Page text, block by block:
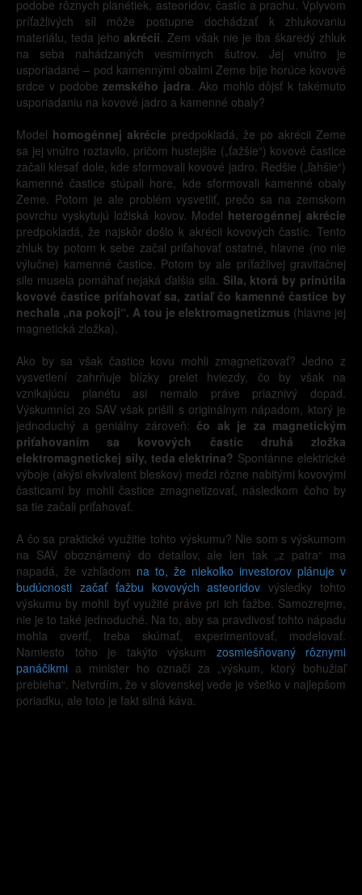
podobe rôznych planétiek, asteoridov, častíc a prachu. Vplyvom
príťažlivých síl môže postupne dochádzať k zhlukovaniu
materiálu, teda jehoakrécii. Zem však nie je iba škaredý zhluk
na seba nahádzaných vesmírnych šutrov. Jej vnútro je
usporiadané – pod kamennými obalmi Zeme bije horúce kovové
srdce v podobezemského jadra. Ako mohlo dôjsť k takémuto
usporiadaniu na kovové jadro a kamenné obaly?
Model homogénnej akrécie predpokladá, že po akrécii Zeme
sa jej vnútro roztavilo, pričom hustejšie („ťažšie“) kovové častice
začali klesať dole, kde sformovali kovové jadro. Redšie („ľahšie“)
kamenné častice stúpali hore, kde sformovali kamenné obaly
Zeme. Potom je ale problém vysvetliť, prečo sa na zemskom
povrchu vyskytujú ložiská kovov. Model heterogénnej akrécie
predpokladá, že najskôr došlo k akrécii kovových častíc. Tento
zhluk by potom k sebe začal priťahovať ostatné, hlavne (no nie
výlučne) kamenné častice. Potom by ale príťažlivej gravitačnej
sile musela pomáhať nejaká ďalšia sila. Sila, ktorá by prinútila
kovové častice priťahovať sa, zatiaľ čo kamenné častice by
nechala „na pokoji“. A tou je elektromagnetizmus (hlavne jej
magnetická zložka).
Ako by sa však častice kovu mohli zmagnetizovať? Jedno z
vysvetlení zahrňuje blízky prelet hviezdy, čo by však na
vznikajúcu planétu asi nemalo práve priaznivý dopad.
Výskumníci zo SAV však prišili s originálnym nápadom, ktorý je
jednoduchý a geniálny zároveň: čo ak je za magnetickým
priťahovaním sa kovových častíc druhá zložka
elektromagnetickej sily, teda elektrina? Spontánne elektrické
výboje (akýsi ekvivalent bleskov) medzi rôzne nabitými kovovými
časticami by mohli častice zmagnetizovať, následkom čoho by
sa tie začali priťahovať.
A čo sa praktické využitie tohto výskumu? Nie som s výskumom
na SAV oboznámený do detailov, ale len tak „z patra“ ma
napadá, že vzhľadom na to, že niekoľko investorov plánuje v
budúcnosti začať ťažbu kovových asteoridovvýsledky tohto
výskumu by mohli byť využité práve pri ich ťažbe. Samozrejme,
nie je to také jednoduché. Na to, aby sa pravdivosť tohto nápadu
mohla overiť, treba skúmať, experimentovať, modelovať.
Namiesto toho je takýto výskum zosmiešňovaný rôznymi
panáčikmi a minister ho označí za „výskum, ktorý bohužiaľ
prebieha“. Netvrdím, že v slovenskej vede je všetko v najlepšom
poriadku, ale toto je fakt silná káva.